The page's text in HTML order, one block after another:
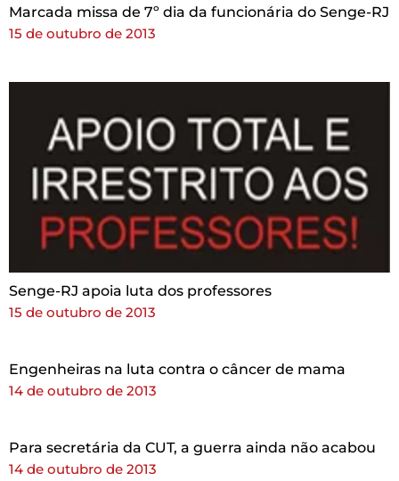
Marcada missa de 7º dia da funcionária do Senge-RJ
15 de outubro de 2013
Senge-RJ apoia luta dos professores
15 de outubro de 2013
Engenheiras na luta contra o câncer de mama
14 de outubro de 2013
Para secretária da CUT, a guerra ainda não acabou
14 de outubro de 2013